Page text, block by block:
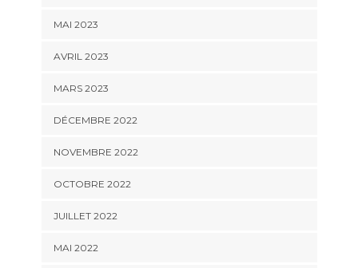
MAI 2023
AVRIL 2023
MARS 2023
DÉCEMBRE 2022
NOVEMBRE 2022
OCTOBRE 2022
JUILLET 2022
MAI 2022